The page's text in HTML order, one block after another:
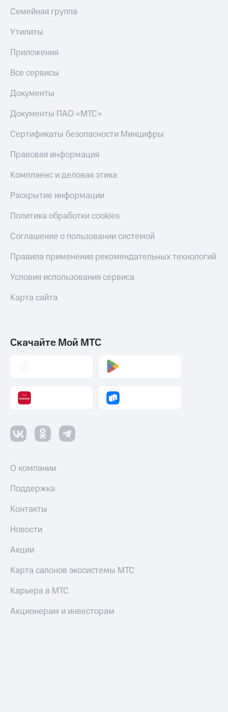
Семейная группа
Утилиты
Приложения
Все сервисы
Документы
Документы ПАО «МТС»
Сертификаты безопасности Минцифры
Правовая информация
Комплаенс и деловая этика
Раскрытие информации
Политика обработки cookies
Соглашение о пользовании системой
Правила применения рекомендательных технологий
Условия использования сервиса
Карта сайта
Скачайте Мой МТС
О компании
Поддержка
Контакты
Новости
Акции
Карта салонов экосистемы МТС
Карьера в МТС
Акционерам и инвесторам